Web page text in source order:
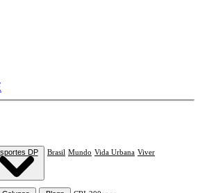
DP Brasil Mundo Vida Urbana Viver